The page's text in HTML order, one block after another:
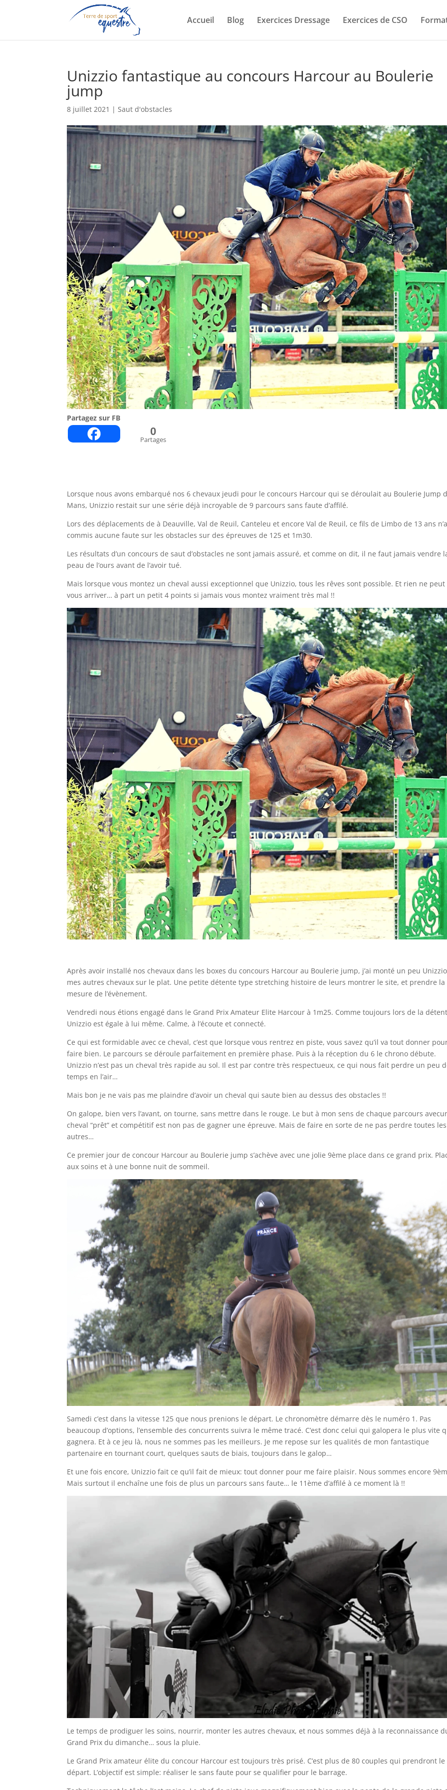
Accueil Blog Exercices Dressage Exercices de CSO
Unizzio fantastique au concours Harcour au Boulerie
jump
8 juillet 2021 |Saut d'obstacles
Partagez sur FB
0
Partages
Lorsque nous avons embarqué nos 6 chevaux jeudi pour le concours Harcour qui se déroulait au Boulerie Jump
Mans, Unizzio restait sur une série déjà incroyable de 9 parcours sans faute d’affilé.
Lors des déplacements de à Deauville, Val de Reuil, Canteleu et encore Val de Reuil, ce fils de Limbo de 13 ans
commis aucune faute sur les obstacles sur des épreuves de 125 et 1m30.
Les résultats d’un concours de saut d’obstacles ne sont jamais assuré, et comme on dit, il ne faut jamais vendre
peau de l’ours avant de l’avoir tué.
Mais lorsque vous montez un cheval aussi exceptionnel que Unizzio, tous les rêves sont possible. Et rien ne peut
vous arriver… à part un petit 4 points si jamais vous montez vraiment très mal !!
Après avoir installé nos chevaux dans les boxes du concours Harcour au Boulerie jump, j’ai monté un peu
mes autres chevaux sur le plat. Une petite détente type stretching histoire de leurs montrer le site, et prendre la
mesure de l’évènement.
Vendredi nous étions engagé dans le Grand Prix Amateur Elite Harcour à 1m25. Comme toujours lors de la
Unizzio est égale à lui même. Calme, à l’écoute et connecté.
Ce qui est formidable avec ce cheval, c’est que lorsque vous rentrez en piste, vous savez qu’il va tout donner
faire bien. Le parcours se déroule parfaitement en première phase. Puis à la réception du 6 le chrono débute.
Unizzio n’est pas un cheval très rapide au sol. Il est par contre très respectueux, ce qui nous fait perdre un peu
temps en l’air…
Mais bon je ne vais pas me plaindre d’avoir un cheval qui saute bien au dessus des obstacles !!
On galope, bien vers l’avant, on tourne, sans mettre dans le rouge. Le but à mon sens de chaque parcours
cheval “prêt” et compétitif est non pas de gagner une épreuve. Mais de faire en sorte de ne pas perdre toutes les
autres…
Ce premier jour de concour Harcour au Boulerie jump s’achève avec une jolie 9ème place dans ce grand prix.
aux soins et à une bonne nuit de sommeil.
Samedi c’est dans la vitesse 125 que nous prenions le départ. Le chronomètre démarre dès le numéro 1. Pas
beaucoup d’options, l’ensemble des concurrents suivra le même tracé. C’est donc celui qui galopera le plus vite
gagnera. Et à ce jeu là, nous ne sommes pas les meilleurs. Je me repose sur les qualités de mon fantastique
partenaire en tournant court, quelques sauts de biais, toujours dans le galop…
Et une fois encore, Unizzio fait ce qu’il fait de mieux: tout donner pour me faire plaisir. Nous sommes encore
Mais surtout il enchaîne une fois de plus un parcours sans faute… le 11ème d’affilé à ce moment là !!
Le temps de prodiguer les soins, nourrir, monter les autres chevaux, et nous sommes déjà à la reconnaissance
Grand Prix du dimanche… sous la pluie.
Le Grand Prix amateur élite du concour Harcour est toujours très prisé. C’est plus de 80 couples qui prendront le
départ. L’objectif est simple: réaliser le sans faute pour se qualifier pour le barrage.